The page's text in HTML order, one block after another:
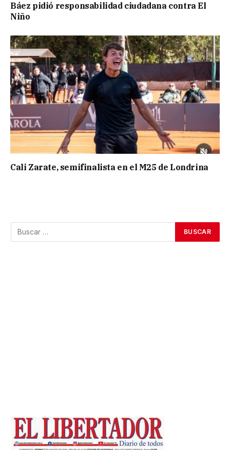
Báez pidió responsabilidad ciudadana contra El
Niño
Cali Zarate, semifinalista en el M25 de Londrina